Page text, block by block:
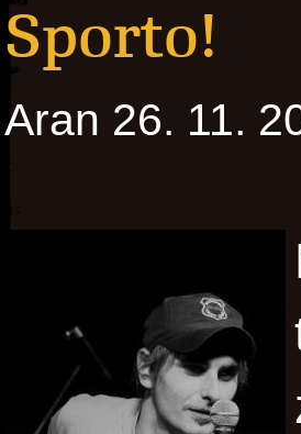
Sporto!
Aran 26. 11.